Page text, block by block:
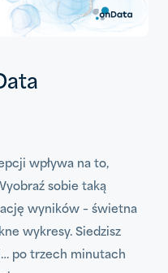
wpływa na to,
sobie taką
wyników – świetna
wykresy. Siedzisz
po trzech minutach